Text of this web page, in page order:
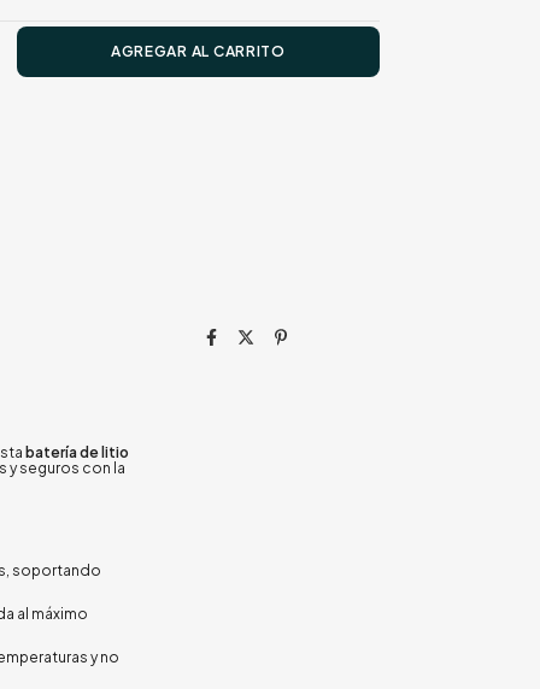
batería de litio
y seguros con la
soportando
al máximo
y no